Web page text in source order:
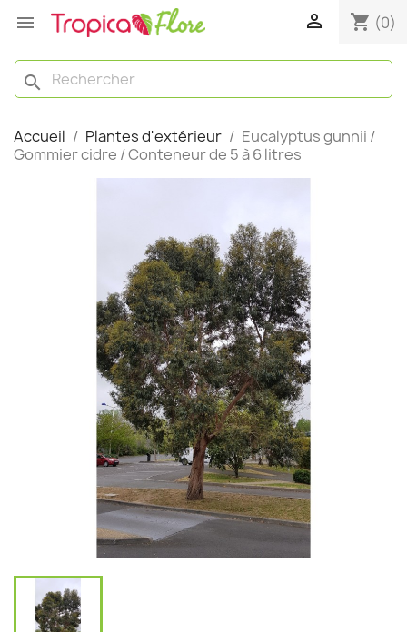
  shopping_cart (0)
search
Accueil Plantes d'extérieur
Eucalyptus gunnii /
Gommier cidre / Conteneur de 5 à 6 litres